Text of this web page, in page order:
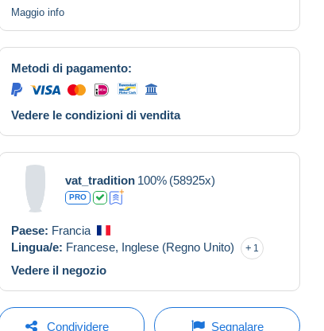
Maggio info
Metodi di pagamento:
Vedere le condizioni di vendita
vat_tradition 100% (58925x)
PRO
Paese: Francia
Lingua/e: Francese, Inglese (Regno Unito) 1
Vedere il negozio
Condividere Segnalare